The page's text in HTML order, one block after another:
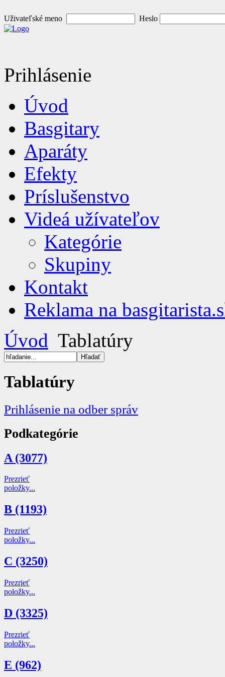
Uživateľské meno Heslo
Prihlásenie
Úvod
Basgitary
Aparáty
Efekty
Príslušenstvo
Videá užívateľov
Kategórie
Skupiny
Kontakt
Reklama na
Úvod Tablatúry
Tablatúry
Prihlásenie na odber správ
Podkategórie
A (3077)
Prezrieť
položky...
B (1193)
Prezrieť
položky...
C (3250)
Prezrieť
položky...
D (3325)
Prezrieť
položky...
E (962)